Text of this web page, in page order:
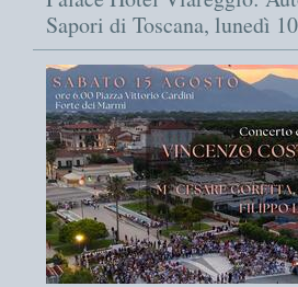
Sapori di Toscana, lunedì